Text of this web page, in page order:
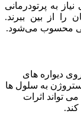
به پرتودرمانی
را از بین ببرند.
محسوب می‌شود.
دیواره های
به سلول ها
تواند اثرات